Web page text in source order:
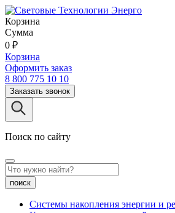
Корзина
Сумма
0 ₽
Корзина
Оформить заказ
8 800 775 10 10
Заказать звонок
Поиск по сайту
поиск
Системы накопления энергии и